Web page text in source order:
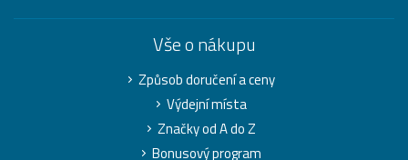
Vše o nákupu
Způsob doručení a ceny
Výdejní místa
Značky od A do Z
Bonusový program